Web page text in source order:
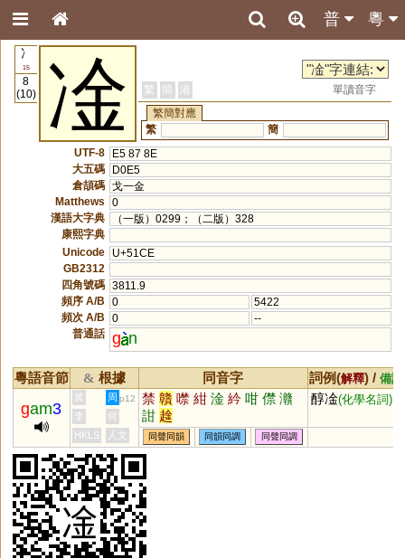
粵
普
冫
15
8
(10)
凎 繁 簡 港
單讀音字
繁簡對應
繁
簡
UTF-8
E5 87 8E
大五碼
D0E5
倉頡碼 戈一金
Matthews
0
漢語大字典
（一版）0299；（二版）328
康熙字典
Unicode
U+51CE
GB2312
四角號碼 3811.9
頻序 A/B
0
5422
頻次 A/B
0
--
普通話 g n
粵語音節 & 根據 同音字 詞例(解釋) / 備註
gam3
黃 周 p12 禁 贛 噤 紺 淦 紟 咁 僸 灨
詌 趛
醇凎(化學名詞)
李
何
HKLS
人文 同聲同韻 同韻同調 同聲同調